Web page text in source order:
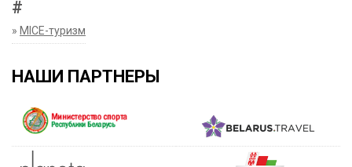
#
» MICE-туризм
НАШИ ПАРТНЕРЫ